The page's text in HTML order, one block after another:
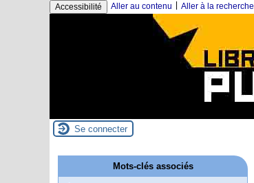
Accessibilité Aller au contenu Aller à la recherche
Se connecter
Mots-clés associés